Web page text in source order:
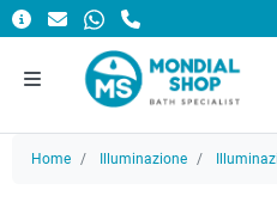
Home Illuminazione